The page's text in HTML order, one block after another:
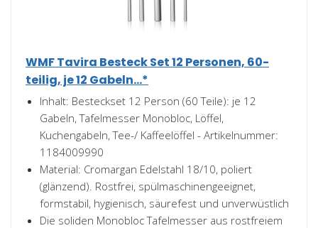
WMF Tavira Besteck Set 12 Personen, 60-
teilig, je 12 Gabeln...*
Inhalt: Besteckset 12 Person (60 Teile): je 12
Gabeln, Tafelmesser Monobloc, Löffel,
Kuchengabeln, Tee-/ Kaffeelöffel - Artikelnummer:
1184009990
Material: Cromargan Edelstahl 18/10, poliert
(glänzend). Rostfrei, spülmaschinengeeignet,
formstabil, hygienisch, säurefest und unverwüstlich
Die soliden Monobloc Tafelmesser aus rostfreiem